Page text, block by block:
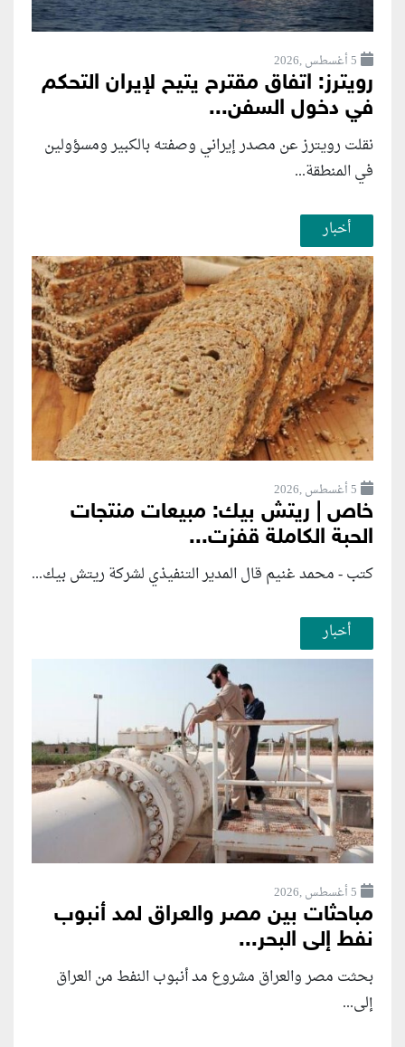
5 أغسطس ,2026
رويترز: اتفاق مقترح يتيح لإيران التحكم
في دخول السفن...
نقلت رويترز عن مصدر إيراني وصفته بالكبير ومسؤولين
في المنطقة...
أخبار
5 أغسطس ,2026
خاص | ريتش بيك: مبيعات منتجات
الحبة الكاملة قفزت...
كتب - محمد غنيم قال المدير التنفيذي لشركة ريتش بيك...
أخبار
5 أغسطس ,2026
مباحثات بين مصر والعراق لمد أنبوب
نفط إلى البحر...
بحثت مصر والعراق مشروع مد أنبوب النفط من العراق
إلى...